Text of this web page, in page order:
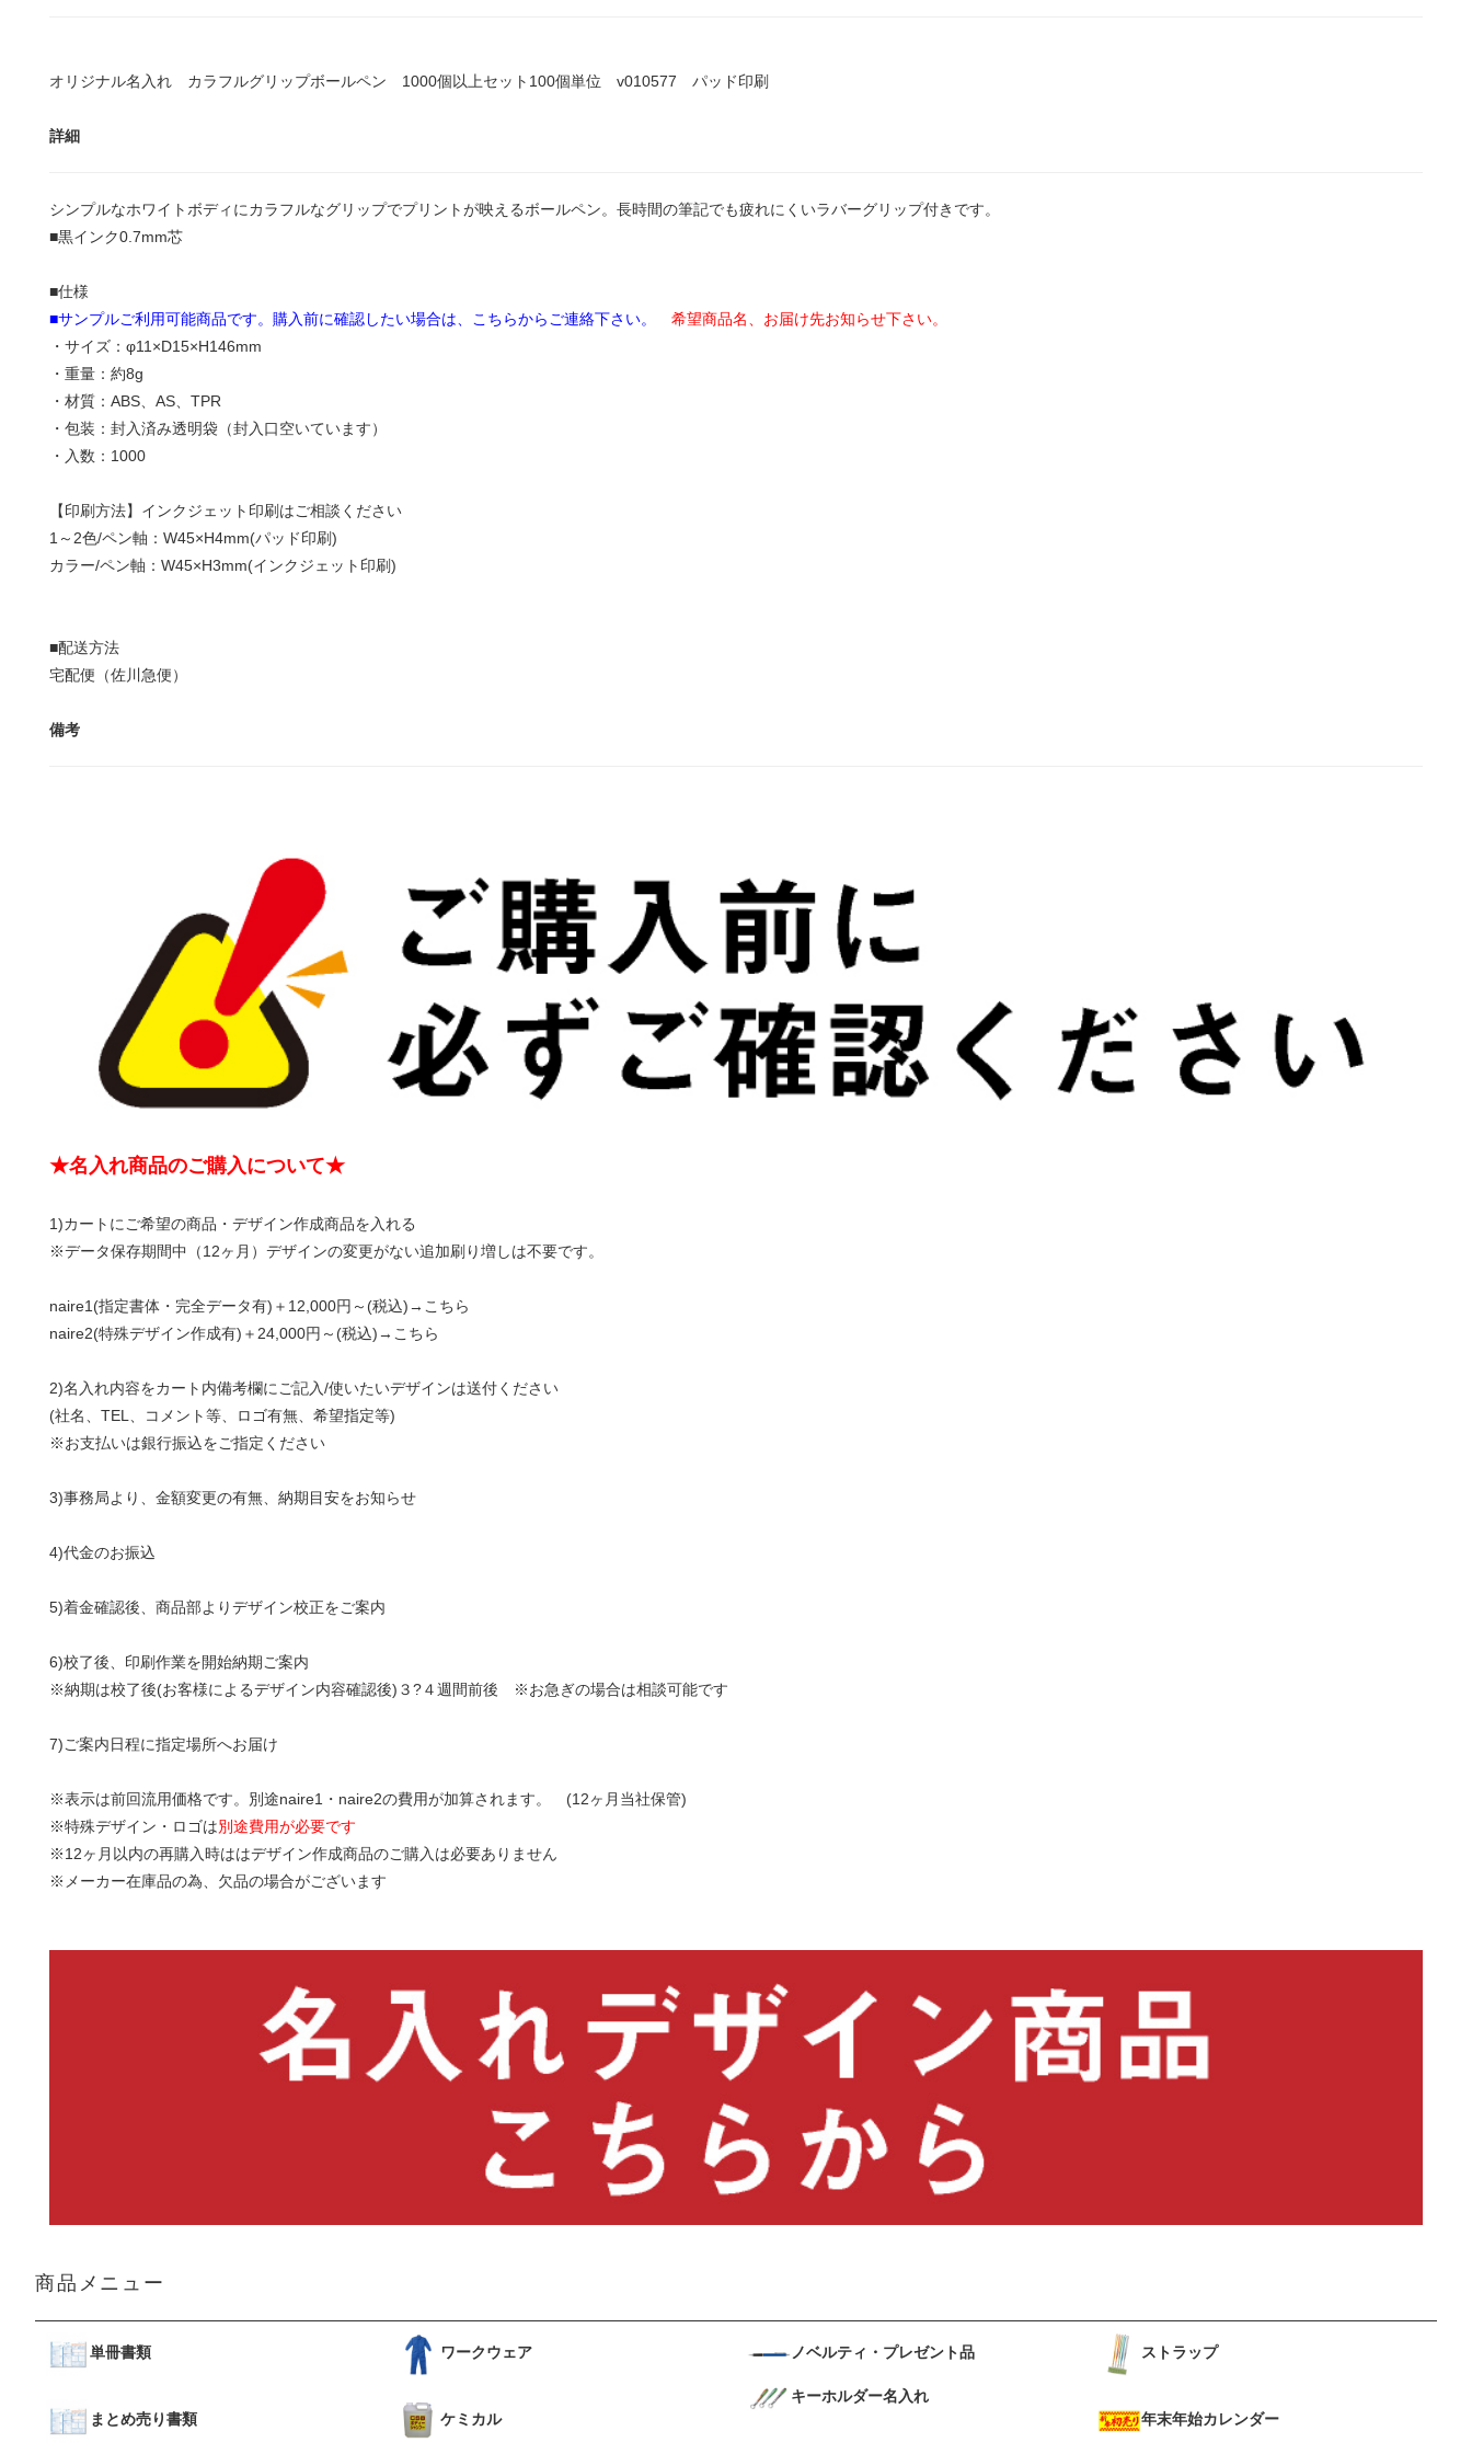
オリジナル名入れ カラフルグリップボールペン 1000個以上セット100個単位 v010577 パッド印刷
詳細
シンプルなホワイトボディにカラフルなグリップでプリントが映えるボールペン。長時間の筆記でも疲れにくいラバーグリップ付きです。
■黒インク0.7mm芯
■仕様
■サンプルご利用可能商品です。購入前に確認したい場合は、こちらからご連絡下さい。
希望商品名、お届け先お知らせ下さい。
・サイズ：φ11×D15×H146mm
・重量：約8g
・材質：ABS、AS、TPR
・包装：封入済み透明袋（封入口空いています）
・入数：1000
【印刷方法】インクジェット印刷はご相談ください
1～2色/ペン軸：W45×H4mm(パッド印刷)
カラー/ペン軸：W45×H3mm(インクジェット印刷)
■配送方法
宅配便（佐川急便）
備考
★名入れ商品のご購入について★
1)カートにご希望の商品・デザイン作成商品を入れる
※データ保存期間中（12ヶ月）デザインの変更がない追加刷り増しは不要です。
naire1(指定書体・完全データ有)＋12,000円～(税込)→ こちら
naire2(特殊デザイン作成有)＋24,000円～(税込)→ こちら
2)名入れ内容をカート内備考欄にご記入/使いたいデザインは送付ください
(社名、TEL、コメント等、ロゴ有無、希望指定等)
※お支払いは銀行振込をご指定ください
3)事務局より、金額変更の有無、納期目安をお知らせ
4)代金のお振込
5)着金確認後、商品部よりデザイン校正をご案内
6)校了後、印刷作業を開始納期ご案内
※納期は校了後(お客様によるデザイン内容確認後)３?４週間前後 ※お急ぎの場合は相談可能です
7)ご案内日程に指定場所へお届け
※表示は前回流用価格です。別途naire1・naire2の費用が加算されます。 (12ヶ月当社保管)
※特殊デザイン・ロゴは別途費用が必要です
※12ヶ月以内の再購入時ははデザイン作成商品のご購入は必要ありません
※メーカー在庫品の為、欠品の場合がございます
商品メニュー
単冊書類
まとめ売り書類
ワークウェア
ケミカル
ノベルティ・プレゼント品
キーホルダー名入れ
ストラップ
年末年始カレンダー